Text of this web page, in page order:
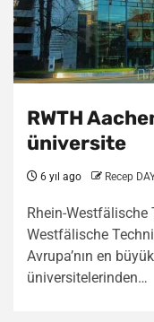
RWTH
üniversite
6 yıl ago Recep
Rhein-Westfälische
Westfälische
Avrupa’nın en
üniversitelerinden…